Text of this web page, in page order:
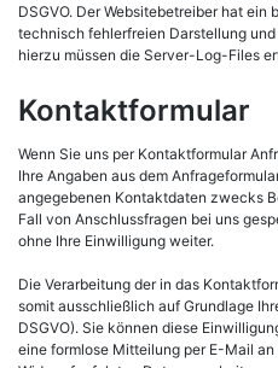
DSGVO. Der Websitebetreiber hat ein
technisch fehlerfreien Darstellung
hierzu müssen die Server-Log-Files
Kontaktformular
Wenn Sie uns per Kontaktformular
Ihre Angaben aus dem
angegebenen Kontaktdaten zwecks
Fall von Anschlussfragen bei uns
ohne Ihre Einwilligung weiter.
Die Verarbeitung der in das
somit ausschließlich auf Grundlage
DSGVO). Sie können diese
eine formlose Mitteilung per E-Mail